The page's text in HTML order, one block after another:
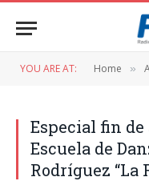
YOU ARE AT: Home »
Especial fin de
Escuela de
Rodríguez “La